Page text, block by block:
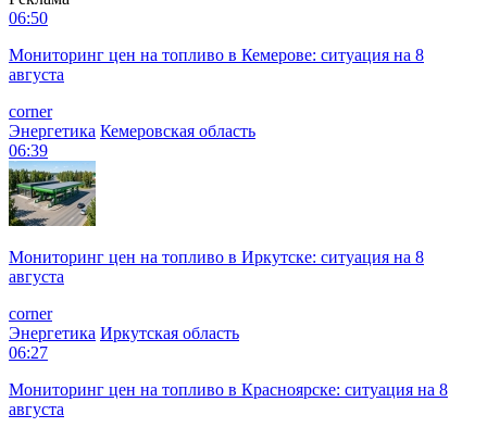
06:50
Мониторинг цен на топливо в Кемерове: ситуация на 8
августа
corner
Энергетика Кемеровская область
06:39
Мониторинг цен на топливо в Иркутске: ситуация на 8
августа
corner
Энергетика Иркутская область
06:27
Мониторинг цен на топливо в Красноярске: ситуация на 8
августа